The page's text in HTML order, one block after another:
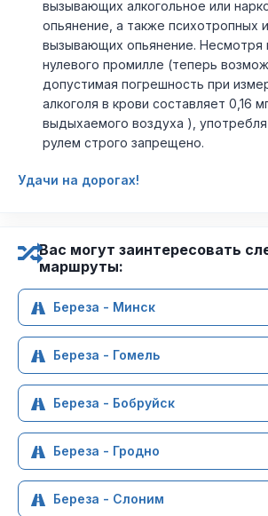
вызывающих алкогольное или
опьянение, а также психотропных
вызывающих опьянение. Несмотря
нулевого промилле (теперь
допустимая погрешность при
алкоголя в крови составляет 0,16
выдыхаемого воздуха ),
рулем строго запрещено.
Удачи на дорогах!
Вас могут заинтересовать
маршруты:
Береза - Минск
Береза - Гомель
Береза - Бобруйск
Береза - Гродно
Береза - Слоним